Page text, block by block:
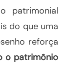
patrimonial
do que uma
reforça
o patrimônio